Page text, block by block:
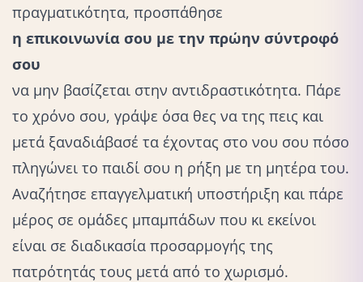
πραγματικότητα, προσπάθησε
η επικοινωνία σου με την πρώην σύντροφό
σου
να μην βασίζεται στην αντιδραστικότητα. Πάρε
το χρόνο σου, γράψε όσα θες να της πεις και
μετά ξαναδιάβασέ τα έχοντας στο νου σου πόσο
πληγώνει το παιδί σου η ρήξη με τη μητέρα του.
Αναζήτησε επαγγελματική υποστήριξη και πάρε
μέρος σε ομάδες μπαμπάδων που κι εκείνοι
είναι σε διαδικασία προσαρμογής της
πατρότητάς τους μετά από το χωρισμό.